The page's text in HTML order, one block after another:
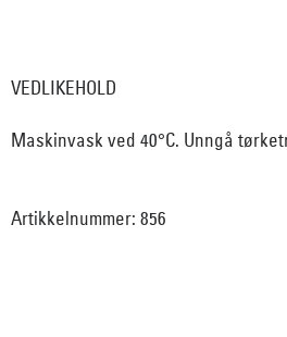
VEDLIKEHOLD
Maskinvask ved 40°C. Unngå
Artikkelnummer: 856